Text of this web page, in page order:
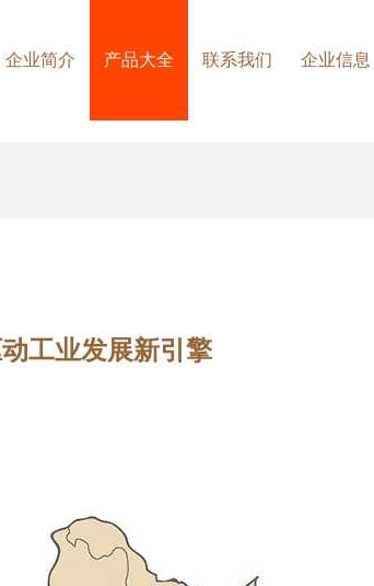
企业简介 产品大全 联系我们 企业信息
工业发展新引擎